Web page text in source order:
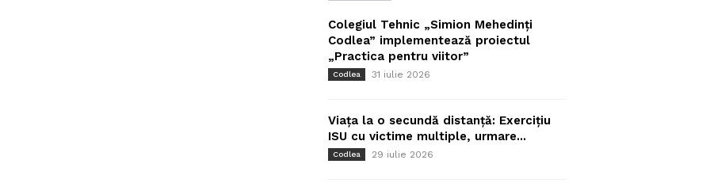
Colegiul Tehnic „Simion Mehedinți
Codlea” implementează proiectul
„Practica pentru viitor”
Codlea 31 iulie 2026
Viața la o secundă distanță: Exercițiu
ISU cu victime multiple, urmare...
Codlea 29 iulie 2026